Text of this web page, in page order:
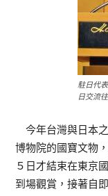
駐日代
日交流
今年台灣與日本
博物院的國寶文物
５日才結束在東京
到場觀賞，接著自